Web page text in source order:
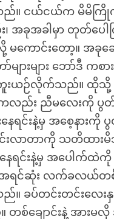
ည်။ ငယ်ငယ်က မိမိကြို
အခုအခါမှာ တုတ်ပေါက
ကောင်းတော့။ အခုခေ
ားများ ဘော်ဒီ ကစာ
းယဉ်လိုက်သည်။ ထိုသို့
လည်း ညီမလေးကို ပွတ်
ရင်းနဲ့မှ အစေ့နားကို ပွ
င်းလာတာကို သတိထား
နေရင်းနဲ့မှ အပေါက်
အရင်ဆုံး လက်ခလယ်တစ်
ခပ်တင်းတင်းလေး
စ်ချောင်းနဲ့ အားမလို